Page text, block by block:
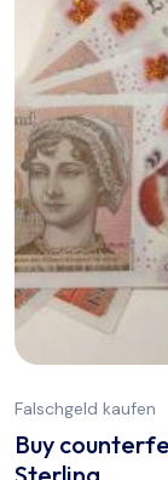
Falschgeld kaufen
Buy